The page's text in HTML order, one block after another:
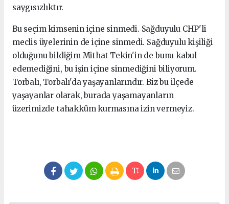
saygısızlıktır.
Bu seçim kimsenin içine sinmedi. Sağduyulu CHP'li
meclis üyelerinin de içine sinmedi. Sağduyulu kişiliği
olduğunu bildiğim Mithat Tekin'in de bunu kabul
edemediğini, bu işin içine sinmediğini biliyorum.
Torbalı, Torbalı'da yaşayanlarındır. Biz bu ilçede
yaşayanlar olarak, burada yaşamayanların
üzerimizde tahakküm kurmasına izin vermeyiz.